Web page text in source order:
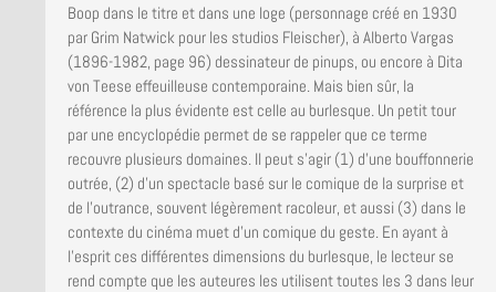
Boop dans le titre et dans une loge (personnage créé en 1930
par Grim Natwick pour les studios Fleischer), à Alberto Vargas
(1896-1982, page 96) dessinateur de pinups, ou encore à Dita
von Teese effeuilleuse contemporaine. Mais bien sûr, la
référence la plus évidente est celle au burlesque. Un petit tour
par une encyclopédie permet de se rappeler que ce terme
recouvre plusieurs domaines. Il peut s’agir (1) d’une bouffonnerie
outrée, (2) d’un spectacle basé sur le comique de la surprise et
de l’outrance, souvent légèrement racoleur, et aussi (3) dans le
contexte du cinéma muet d’un comique du geste. En ayant à
l’esprit ces différentes dimensions du burlesque, le lecteur se
rend compte que les auteures les utilisent toutes les 3 dans leur